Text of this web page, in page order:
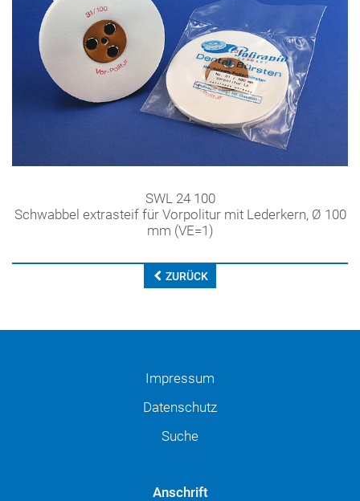
SWL 24 100
Schwabbel extrasteif für Vorpolitur mit Lederkern, Ø 100
mm (VE=1)
ZURÜCK
Impressum
Datenschutz
Suche
Anschrift